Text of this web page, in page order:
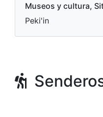
Museos y cultura,
Peki'in